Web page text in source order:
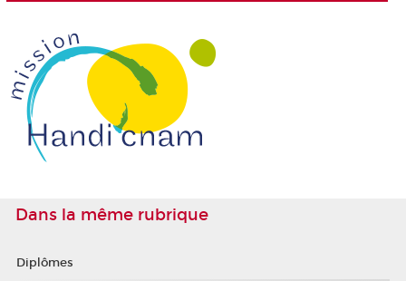
Dans la même rubrique
Diplômes